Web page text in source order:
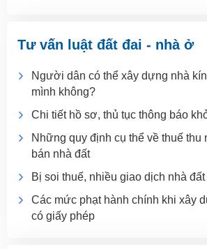
Tư vấn luật đất đai - nhà ở
Người dân có thể xây dựng nhà
mình không?
Chi tiết hồ sơ, thủ tục thông báo
Những quy định cụ thể về thuế thu
bán nhà đất
Bị soi thuế, nhiều giao dịch nhà
Các mức phạt hành chính khi xây
có giấy phép